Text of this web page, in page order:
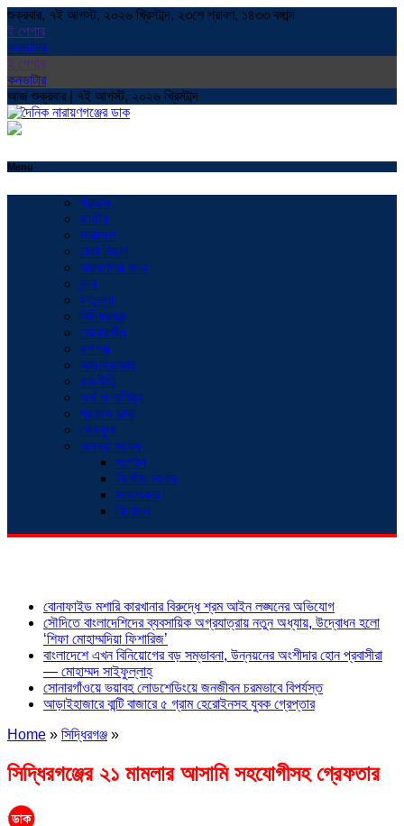
শুক্রবার, ৭ই আগস্ট, ২০২৬ খ্রিস্টাব্দ, ২৩শে শ্রাবণ, ১৪৩৩ বঙ্গাব্দ
ই পেপার
কনভাটার
ই পেপার
কনভাটার
আজ শুক্রবার | ৭ই আগস্ট, ২০২৬ খ্রিস্টাব্দ
Menu
প্রচ্ছদ
জাতীয়
সারাদেশ
ঢাকা বিভাগ
নারায়ণগঞ্জ সদর
বন্দর
ফতুল্লা
সিদ্ধিরগঞ্জ
সোনারগাঁও
রূপগঞ্জ
আড়াইহাজার
রাজনীতি
অর্থ ও বাণিজ্য
প্রবাসে ডাক
খেলাধুলা
অনন্যা সংবাদ
সংগঠন
নিখোঁজ সংবাদ
সাক্ষাৎকার
বিনোদন
বোনাফাইড মশারি কারখানার বিরুদ্ধে শ্রম আইন লঙ্ঘনের অভিযোগ
সৌদিতে বাংলাদেশিদের ব্যবসায়িক অগ্রযাত্রায় নতুন অধ্যায়, উদ্বোধন হলো
‘শিফা মোহাম্মদিয়া ফিশারিজ’
বাংলাদেশে এখন বিনিয়োগের বড় সম্ভাবনা, উন্নয়নের অংশীদার হোন প্রবাসীরা
— মোহাম্মদ সাইফুল্লাহ্
সোনারগাঁওয়ে ভয়াবহ লোডশেডিংয়ে জনজীবন চরমভাবে বিপর্যস্ত
আড়াইহাজারে বান্টি বাজারে ৫ গ্রাম হেরোইনসহ যুবক গ্রেপ্তার
Home » সিদ্ধিরগঞ্জ »
সিদ্ধিরগঞ্জের ২১ মামলার আসামি সহযোগীসহ গ্রেফতার